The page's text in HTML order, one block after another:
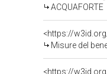
ACQUAFORTE
<https://
Misure del
<https://